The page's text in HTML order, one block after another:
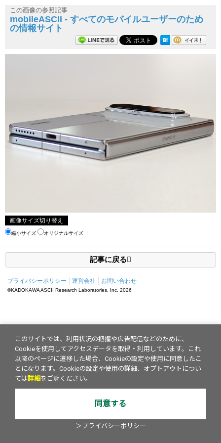
この画像の参照記事
mobileASCII - すべてのモバイルユーザーのため
の情報サイト
画像サイズ切り替え
縮小サイズ オリジナルサイズ
記事に戻る
プライバシーポリシー 運営会社 お問い合わせ
©KADOKAWA ASCII Research Laboratories, Inc. 2026
このサイトでは、利用状況の把握や広告配信などのために、
Cookieを使用してアクセスデータを取得・利用しています。これ
以降のページに遷移した場合、Cookieの設定や使用に同意したこ
とになります。Cookieの設定や使用の詳細、オプトアウトについ
ては詳細 をご覧ください。
同意する
＞プライバシーポリシー